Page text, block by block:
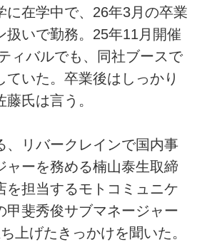
に在学中で、26年3月の卒業
扱いで勤務。25年11月開催
ィバルでも、同社ブースで
ていた。卒業後はしっかり
氏は言う。
、リバークレインで国内事
ャーを務める楠山泰生取締
を担当するモトコミュニケ
甲斐秀俊サブマネージャー
上げたきっかけを聞いた。